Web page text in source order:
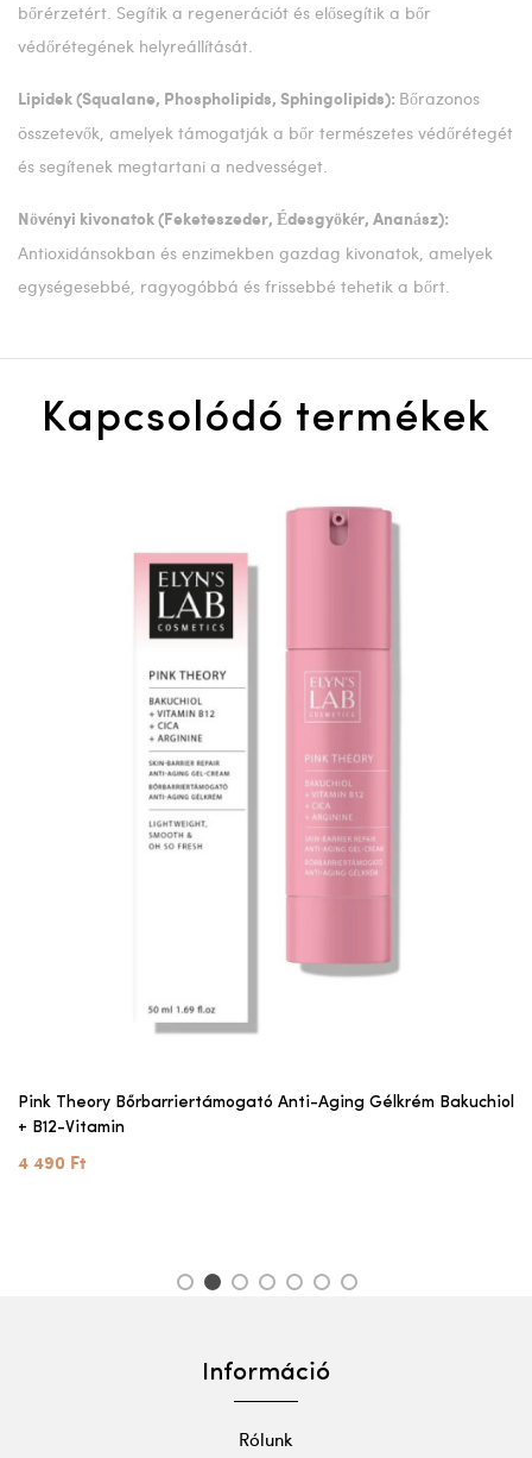
bőrérzetért. Segítik a regenerációt és elősegítik a bőr
védőrétegének helyreállítását.
Lipidek (Squalane, Phospholipids, Sphingolipids): Bőrazonos
összetevők, amelyek támogatják a bőr természetes védőrétegét
és segítenek megtartani a nedvességet.
Növényi kivonatok (Feketeszeder, Édesgyökér, Ananász):
Antioxidánsokban és enzimekben gazdag kivonatok, amelyek
egységesebbé, ragyogóbbá és frissebbé tehetik a bőrt.
Kapcsolódó termékek
Pink Theory Bőrbarriertámogató Anti-Aging Gélkrém Bakuchiol
+ B12-Vitamin
4 490 Ft
1 2 3 4 5 6 7
Információ
Rólunk